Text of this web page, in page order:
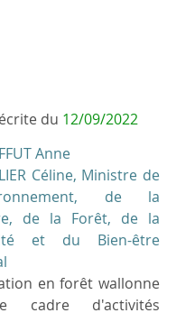
du 12/09/2022
Anne
Céline, Ministre de
de la
de la Forêt, de la
et du Bien-être
en forêt wallonne
cadre d'activités